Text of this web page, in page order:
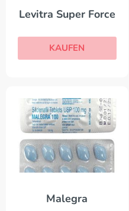
Levitra Super Force
KAUFEN
Malegra